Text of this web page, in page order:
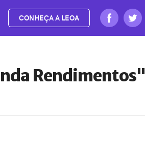
CONHEÇA A LEOA
Rendimentos"